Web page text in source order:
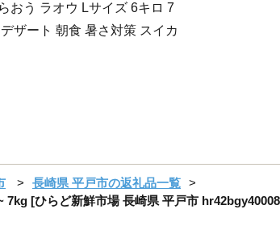
おう ラオウ Lサイズ 6キロ 7
ザート 朝食 暑さ対策 スイカ
長崎県 平戸市の返礼品一覧
7kg [ひらど新鮮市場 長崎県 平戸市